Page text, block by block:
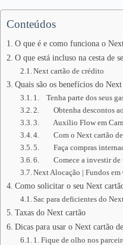
Conteúdos
O que é e como funciona o
O que está incluso na cesta de
Next cartão de crédito
Quais são os benefícios do
1. Tenha parte dos seus
2. Obtenha descontos ao
3. Auxílio Flow em
4. Com o Next cartão de
5. Faça compras
6. Comece a investir de
Next Alocação | Fundos
Como solicitar o seu Next
Sac para deficientes do
Taxas do Next cartão
Dicas para usar o Next cartão
1. Fique de olho nos